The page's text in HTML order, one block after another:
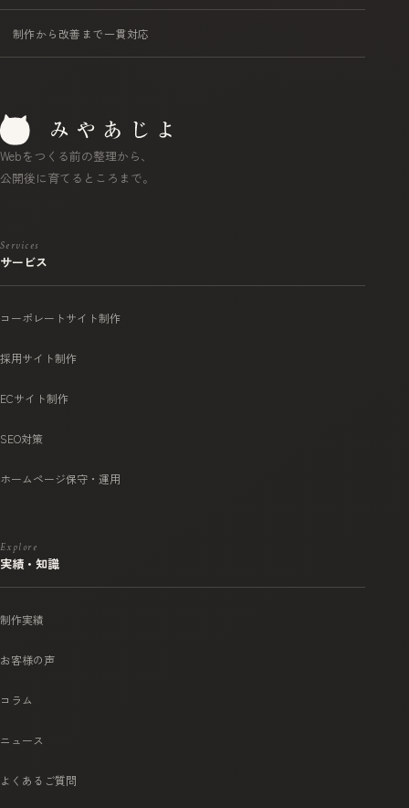
制作から改善まで一貫対応
Webをつくる前の整理から、
公開後に育てるところまで。
Services
サービス
コーポレートサイト制作
採用サイト制作
ECサイト制作
SEO対策
ホームページ保守・運用
Explore
実績・知識
制作実績
お客様の声
コラム
ニュース
よくあるご質問